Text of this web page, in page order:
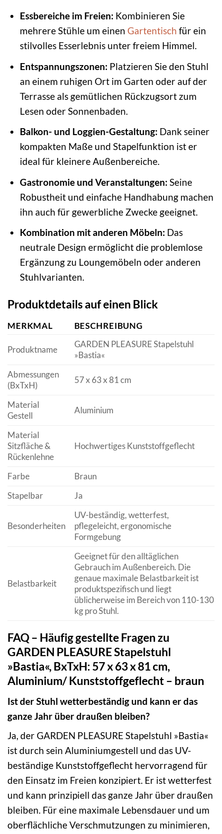
Essbereiche im Freien: Kombinieren Sie
mehrere Stühle um einen Gartentisch für ein
stilvolles Esserlebnis unter freiem Himmel.
Entspannungszonen: Platzieren Sie den Stuhl
an einem ruhigen Ort im Garten oder auf der
Terrasse als gemütlichen Rückzugsort zum
Lesen oder Sonnenbaden.
Balkon- und Loggien-Gestaltung: Dank seiner
kompakten Maße und Stapelfunktion ist er
ideal für kleinere Außenbereiche.
Gastronomie und Veranstaltungen: Seine
Robustheit und einfache Handhabung machen
ihn auch für gewerbliche Zwecke geeignet.
Kombination mit anderen Möbeln: Das
neutrale Design ermöglicht die problemlose
Ergänzung zu Loungemöbeln oder anderen
Stuhlvarianten.
Produktdetails auf einen Blick
MERKMAL BESCHREIBUNG
Produktname
GARDEN PLEASURE Stapelstuhl
»Bastia«
Abmessungen
(BxTxH)
57 x 63 x 81 cm
Material
Gestell
Aluminium
Material
Sitzfläche &
Rückenlehne
Hochwertiges Kunststoffgeflecht
Farbe
Braun
Stapelbar
Ja
Besonderheiten
UV-beständig, wetterfest,
pflegeleicht, ergonomische
Formgebung
Belastbarkeit
Geeignet für den alltäglichen
Gebrauch im Außenbereich. Die
genaue maximale Belastbarkeit ist
produktspezifisch und liegt
üblicherweise im Bereich von 110-130
kg pro Stuhl.
FAQ – Häufig gestellte Fragen zu
GARDEN PLEASURE Stapelstuhl
»Bastia«, BxTxH: 57 x 63 x 81 cm,
Aluminium/ Kunststoffgeflecht – braun
Ist der Stuhl wetterbeständig und kann er das
ganze Jahr über draußen bleiben?
Ja, der GARDEN PLEASURE Stapelstuhl »Bastia«
ist durch sein Aluminiumgestell und das UV-
beständige Kunststoffgeflecht hervorragend für
den Einsatz im Freien konzipiert. Er ist wetterfest
und kann prinzipiell das ganze Jahr über draußen
bleiben. Für eine maximale Lebensdauer und um
oberflächliche Verschmutzungen zu minimieren,